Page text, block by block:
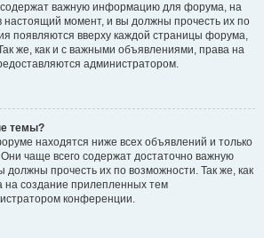
важную информацию для форума, на
настоящий момент, и вы должны прочесть их по
появляются вверху каждой страницы форума,
же, как и с важными объявлениями, права на
администратором.
темы?
находятся ниже всех объявлений и только
чаще всего содержат достаточно важную
прочесть их по возможности. Так же, как
на создание прилепленных тем
конференции.